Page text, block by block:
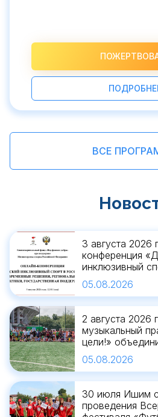
ВСЕ
3 августа
конференция
инклюзивный
современные
региональные
05.08.2026
2 августа 2026
музыкальный
цели!»
Арене
05.08.2026
30 июля Ишим
проведения